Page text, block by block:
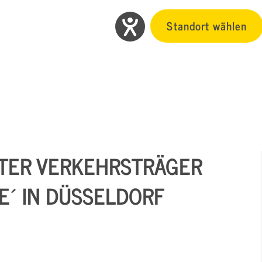
Standort wählen
VERKEHRSTRÄGER
IN DÜSSELDORF